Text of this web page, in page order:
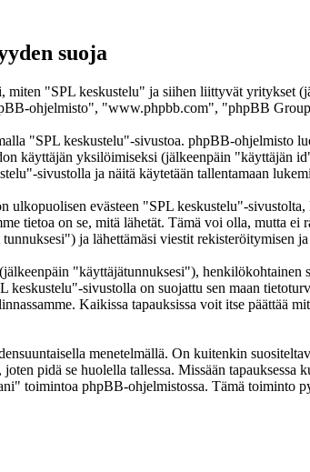
suoja
miten "SPL keskustelu" ja siihen liittyvät
ohjelmisto", "www.phpbb.com", "phpBB
"SPL keskustelu"-sivustoa. phpBB-ohjelmisto
käyttäjän yksilöimiseksi (jälkeenpäin "käyttäjän
sivustolla ja näitä käytetään tallentamaan
ulkopuolisen evästeen "SPL keskustelu"-
tietoa on se, mitä lähetät. Tämä voi olla, mutta
ja lähettämäsi viestit rekisteröitymisen
"käyttäjätunnuksesi"),
sivustolla on suojattu sen maan
Kaikissa tapauksissa voit itse
menetelmällä. On kuitenkin
pidä se huolella tallessa. Missään
toimintoa phpBB-ohjelmistossa. Tämä toiminto